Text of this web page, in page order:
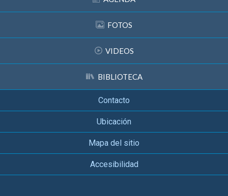
FOTOS
VIDEOS
BIBLIOTECA
Contacto
Ubicación
Mapa del sitio
Accesibilidad